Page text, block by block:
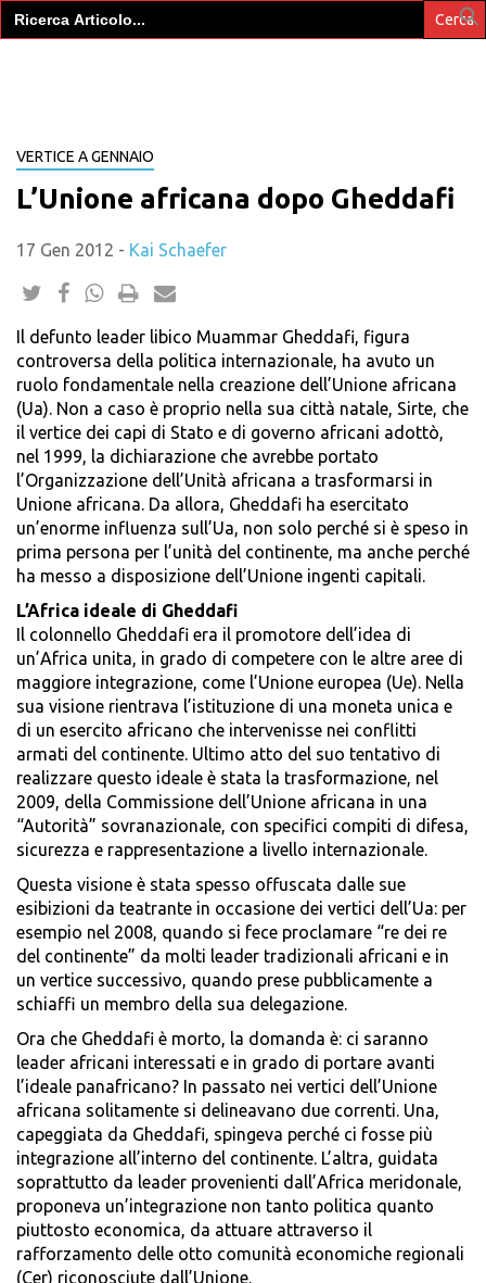
Search
for:
VERTICE A GENNAIO
L’Unione africana dopo Gheddafi
17 Gen 2012 - Kai Schaefer
Il defunto leader libico Muammar Gheddafi, figura
controversa della politica internazionale, ha avuto un
ruolo fondamentale nella creazione dell’Unione africana
(Ua). Non a caso è proprio nella sua città natale, Sirte, che
il vertice dei capi di Stato e di governo africani adottò,
nel 1999, la dichiarazione che avrebbe portato
l’Organizzazione dell’Unità africana a trasformarsi in
Unione africana. Da allora, Gheddafi ha esercitato
un’enorme influenza sull’Ua, non solo perché si è speso in
prima persona per l’unità del continente, ma anche perché
ha messo a disposizione dell’Unione ingenti capitali.
L’Africa ideale di Gheddafi
Il colonnello Gheddafi era il promotore dell’idea di
un’Africa unita, in grado di competere con le altre aree di
maggiore integrazione, come l’Unione europea (Ue). Nella
sua visione rientrava l’istituzione di una moneta unica e
di un esercito africano che intervenisse nei conflitti
armati del continente. Ultimo atto del suo tentativo di
realizzare questo ideale è stata la trasformazione, nel
2009, della Commissione dell’Unione africana in una
“Autorità” sovranazionale, con specifici compiti di difesa,
sicurezza e rappresentazione a livello internazionale.
Questa visione è stata spesso offuscata dalle sue
esibizioni da teatrante in occasione dei vertici dell’Ua: per
esempio nel 2008, quando si fece proclamare “re dei re
del continente” da molti leader tradizionali africani e in
un vertice successivo, quando prese pubblicamente a
schiaffi un membro della sua delegazione.
Ora che Gheddafi è morto, la domanda è: ci saranno
leader africani interessati e in grado di portare avanti
l’ideale panafricano? In passato nei vertici dell’Unione
africana solitamente si delineavano due correnti. Una,
capeggiata da Gheddafi, spingeva perché ci fosse più
integrazione all’interno del continente. L’altra, guidata
soprattutto da leader provenienti dall’Africa meridonale,
proponeva un’integrazione non tanto politica quanto
piuttosto economica, da attuare attraverso il
rafforzamento delle otto comunità economiche regionali
(Cer) riconosciute dall’Unione.